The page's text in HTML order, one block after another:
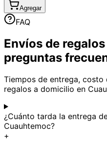
Agregar
FAQ
Envíos de
preguntas
Tiempos de entrega,
regalos a domicilio en
¿Cuánto tarda la entrega
Cuauhtemoc?
+